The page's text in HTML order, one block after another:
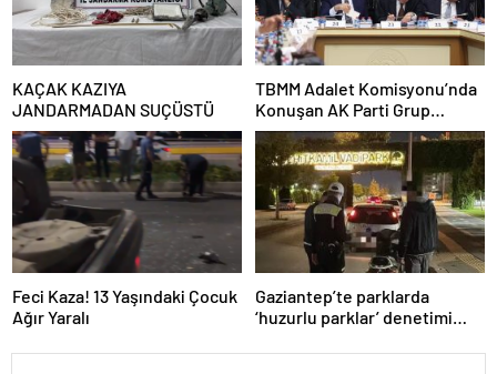
KAÇAK KAZIYA
JANDARMADAN SUÇÜSTÜ
TBMM Adalet Komisyonu’nda
Konuşan AK Parti Grup
Başkanvekili Abdulhamit Gül:
“Kanun Teklifi Milletimizin
Teklifidir”
Feci Kaza! 13 Yaşındaki Çocuk
Ağır Yaralı
Gaziantep’te parklarda
‘huzurlu parklar’ denetimi